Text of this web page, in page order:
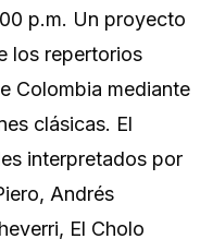
p.m. Un proyecto
los repertorios
Colombia mediante
clásicas. El
interpretados por
Andrés
El Cholo